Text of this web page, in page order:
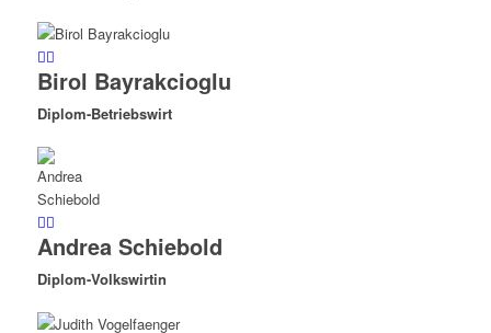
Birol Bayrakcioglu
Diplom-Betriebswirt
Andrea Schiebold
Diplom-Volkswirtin